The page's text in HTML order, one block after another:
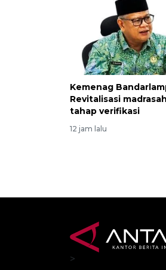
Kemenag
Revitalisasi
tahap verifikasi
12 jam lalu
>